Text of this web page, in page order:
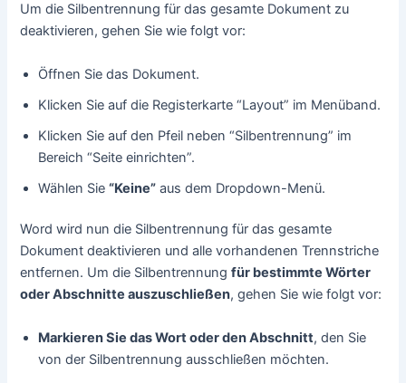
Um die Silbentrennung für das gesamte Dokument zu
deaktivieren, gehen Sie wie folgt vor:
Öffnen Sie das Dokument.
Klicken Sie auf die Registerkarte “Layout” im Menüband.
Klicken Sie auf den Pfeil neben “Silbentrennung” im
Bereich “Seite einrichten”.
Wählen Sie“Keine” aus dem Dropdown-Menü.
Word wird nun die Silbentrennung für das gesamte
Dokument deaktivieren und alle vorhandenen Trennstriche
entfernen. Um die Silbentrennungfür bestimmte Wörter
oder Abschnitte auszuschließen, gehen Sie wie folgt vor:
Markieren Sie das Wort oder den Abschnitt, den Sie
von der Silbentrennung ausschließen möchten.